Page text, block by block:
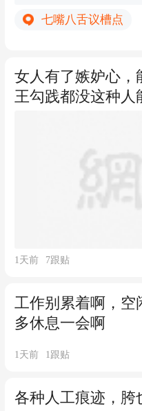
七嘴八舌议槽点
女人有了嫉妒心，
王勾践都没这种人
1天前 7跟贴
工作别累着啊，空
多休息一会啊
1天前 1跟贴
各种人工痕迹，胯